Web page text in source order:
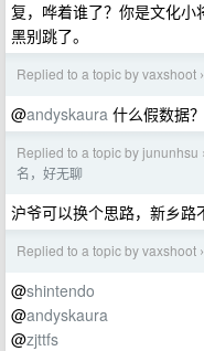
复，哗着谁了？你是文化小
黑别跳了。
Replied to a topic by vaxshoot ›
@andyskaura 什么假数据
Replied to a topic by jununhsu ›
名，好无聊
沪爷可以换个思路，新乡
Replied to a topic by vaxshoot ›
@shintendo
@andyskaura
@zjttfs